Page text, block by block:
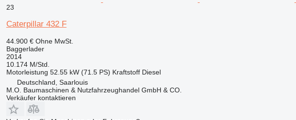
23
Caterpillar 432 F
44.900 € Ohne MwSt.
Baggerlader
2014
10.174 M/Std.
Motorleistung 52.55 kW (71.5 PS) Kraftstoff Diesel
Deutschland, Saarlouis
M.O. Baumaschinen & Nutzfahrzeughandel GmbH & CO.
Verkäufer kontaktieren